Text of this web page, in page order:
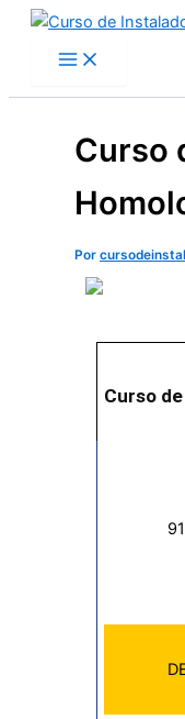
contenido
Curso
Por
Curso